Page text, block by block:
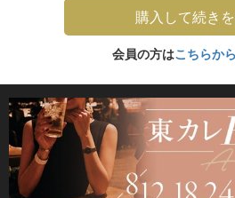
購入して続き
会員の方はこちらか